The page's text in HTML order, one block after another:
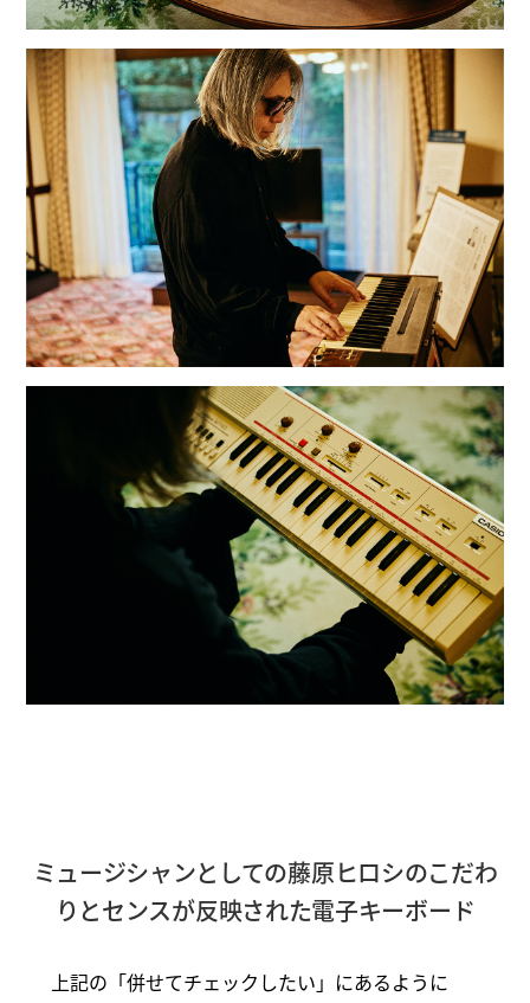
ミュージシャンとしての藤原ヒロシのこだわ
りとセンスが反映された電子キーボード
上記の「併せてチェックしたい」にあるように